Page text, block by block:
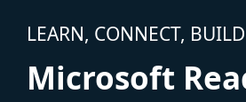
LEARN, CONNECT, BUILD
Microsoft